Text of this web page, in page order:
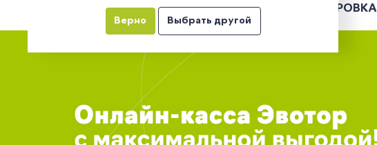
УСЛУГИ ЕГАИС МАРКИРОВКА
Верно Выбрать другой